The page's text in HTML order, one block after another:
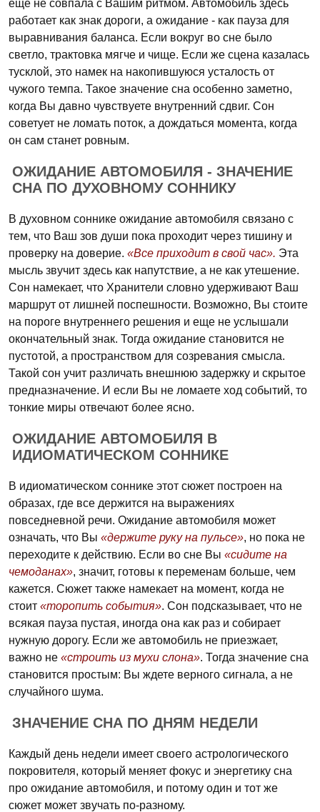
еще не совпала с Вашим ритмом. Автомобиль здесь
работает как знак дороги, а ожидание - как пауза для
выравнивания баланса. Если вокруг во сне было
светло, трактовка мягче и чище. Если же сцена казалась
тусклой, это намек на накопившуюся усталость от
чужого темпа. Такое значение сна особенно заметно,
когда Вы давно чувствуете внутренний сдвиг. Сон
советует не ломать поток, а дождаться момента, когда
он сам станет ровным.
ОЖИДАНИЕ АВТОМОБИЛЯ - ЗНАЧЕНИЕ
СНА ПО ДУХОВНОМУ СОННИКУ
В духовном соннике ожидание автомобиля связано с
тем, что Ваш зов души пока проходит через тишину и
проверку на доверие. «Все приходит в свой час». Эта
мысль звучит здесь как напутствие, а не как утешение.
Сон намекает, что Хранители словно удерживают Ваш
маршрут от лишней поспешности. Возможно, Вы стоите
на пороге внутреннего решения и еще не услышали
окончательный знак. Тогда ожидание становится не
пустотой, а пространством для созревания смысла.
Такой сон учит различать внешнюю задержку и скрытое
предназначение. И если Вы не ломаете ход событий, то
тонкие миры отвечают более ясно.
ОЖИДАНИЕ АВТОМОБИЛЯ В
ИДИОМАТИЧЕСКОМ СОННИКЕ
В идиоматическом соннике этот сюжет построен на
образах, где все держится на выражениях
повседневной речи. Ожидание автомобиля может
означать, что Вы «держите руку на пульсе», но пока не
переходите к действию. Если во сне Вы «сидите на
чемоданах», значит, готовы к переменам больше, чем
кажется. Сюжет также намекает на момент, когда не
стоит «торопить события». Сон подсказывает, что не
всякая пауза пустая, иногда она как раз и собирает
нужную дорогу. Если же автомобиль не приезжает,
важно не «строить из мухи слона». Тогда значение сна
становится простым: Вы ждете верного сигнала, а не
случайного шума.
ЗНАЧЕНИЕ СНА ПО ДНЯМ НЕДЕЛИ
Каждый день недели имеет своего астрологического
покровителя, который меняет фокус и энергетику сна
про ожидание автомобиля, и потому один и тот же
сюжет может звучать по-разному.